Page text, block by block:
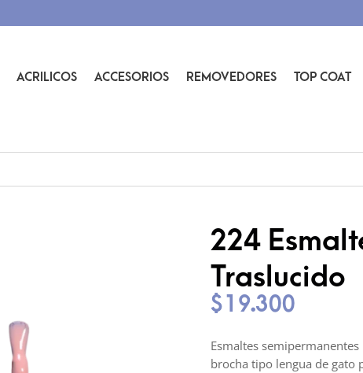
ACRILICOS ACCESORIOS REMOVEDORES TOP COAT
224
Traslucido
$19.300
Esmaltes
brocha tipo lengua de gato